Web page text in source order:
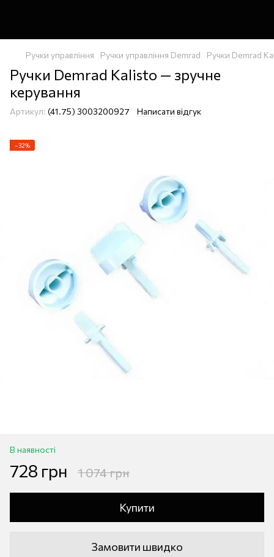
Ручки управління Ручки управління Demrad Ручки Demrad
Ручки Demrad Kalisto — зручне
керування
Артикул: (41.75) 3003200927 Написати відгук
−32%
В наявності
728 грн 1 074 грн
Купити
Замовити швидко